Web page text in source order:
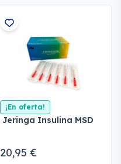
¡En oferta!
Jeringa Insulina MSD
20,95 €